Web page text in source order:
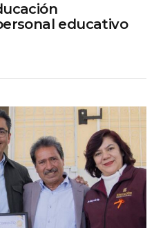
educativo